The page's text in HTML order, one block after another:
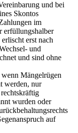
und bei
Skontos
im
erfüllungshalber
erst nach
und
und sind ohne
Mängelrügen
werden, nur
wurden oder
auf